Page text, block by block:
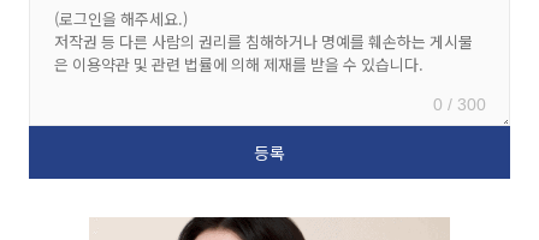
0 / 300